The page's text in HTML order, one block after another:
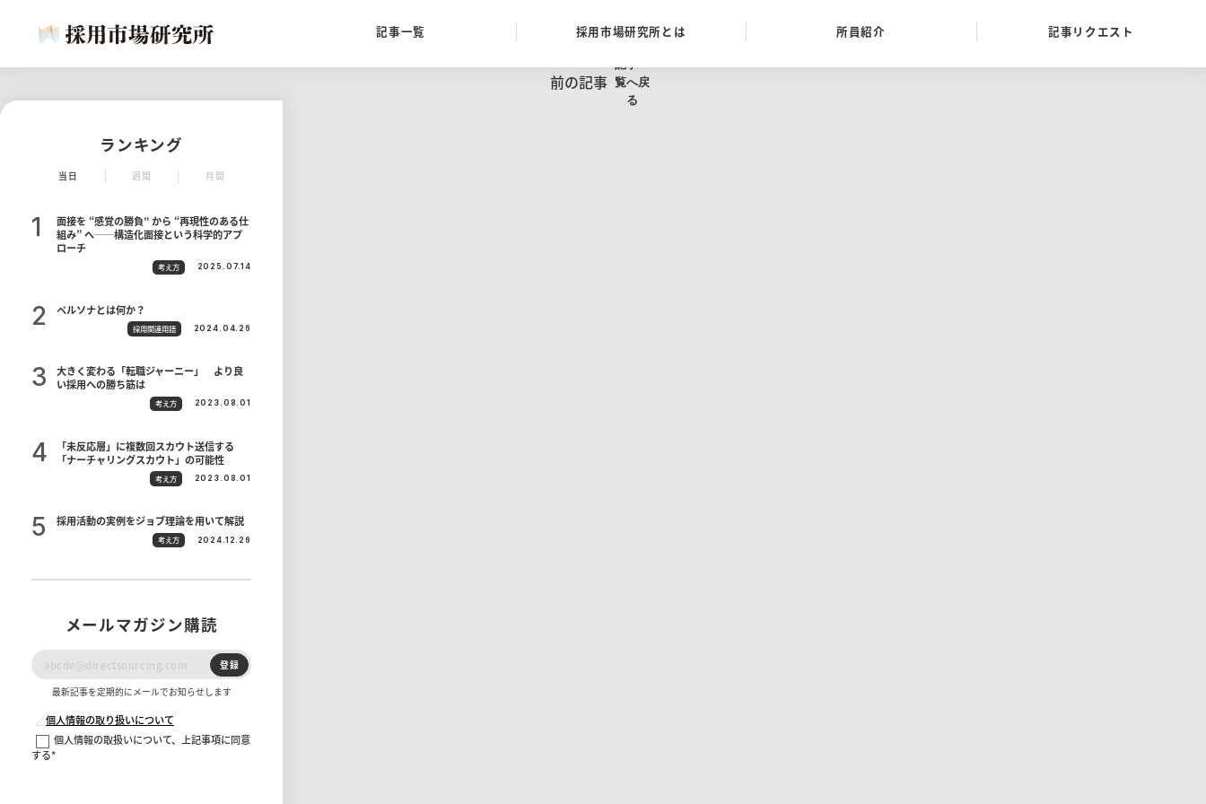
記事一覧 採用市場研究所とは 所員紹介 記事リクエスト
前の記事
覧へ戻
る
ランキング
当日 週間 月間
面接を “感覚の勝負” から “再現性のある仕
組み” へ──構造化面接という科学的アプ
ローチ
考え方 2025.07.14
ペルソナとは何か？
採用関連用語 2024.04.26
大きく変わる「転職ジャーニー」 より良
い採用への勝ち筋は
考え方 2023.08.01
「未反応層」に複数回スカウト送信する
「ナーチャリングスカウト」の可能性
考え方 2023.08.01
採用活動の実例をジョブ理論を用いて解説
考え方 2024.12.26
メールマガジン購読
登録
最新記事を定期的にメールでお知らせします
🔗個人情報の取り扱いについて
個人情報の取扱いについて、上記事項に同意
する*